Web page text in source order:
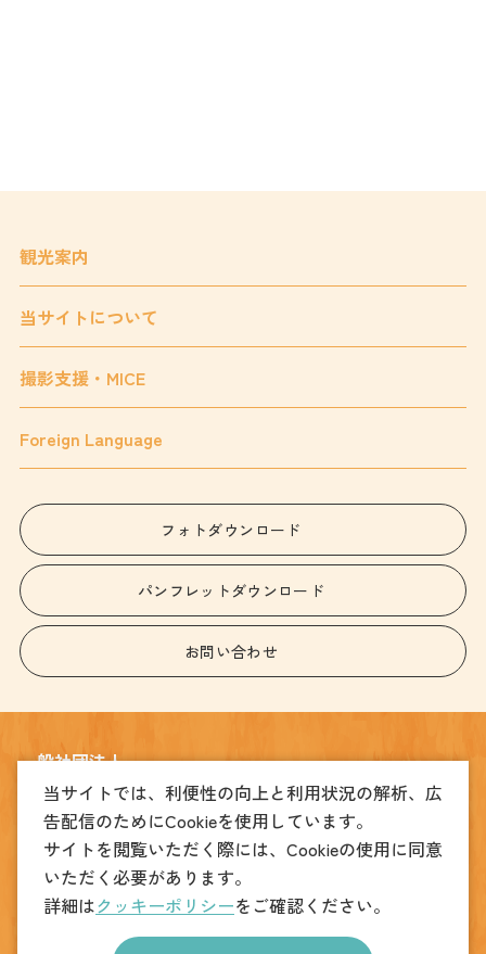
観光案内
当サイトについて
撮影支援・MICE
Foreign Language
フォトダウンロード
パンフレットダウンロード
お問い合わせ
一般社団法人
宇都宮観光コンベンション協会
〒320-0026
宇都宮市馬場通り4丁目1番1号 うつのみや表参道スクエア2階
(観光振興課)028-678-8039 (MICE振興課)028-612-3905
copyright © UTSUNOMIYA CONVENTION ＆ VISITORSBUREAU. All Rights Reserved.
当サイトでは、利便性の向上と利用状況の解析、広
告配信のためにCookieを使用しています。
サイトを閲覧いただく際には、Cookieの使用に同意
いただく必要があります。
詳細はクッキーポリシーをご確認ください。